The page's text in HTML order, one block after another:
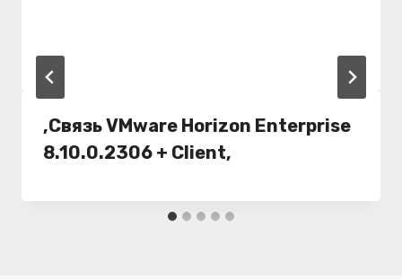
,Связь VMware Horizon Enterprise
8.10.0.2306 + Client,